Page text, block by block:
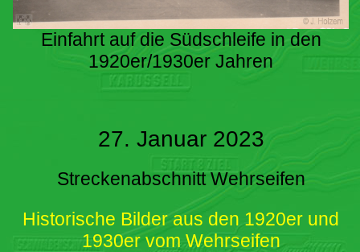
Einfahrt auf die Südschleife in den
1920er/1930er Jahren
27. Januar 2023
Streckenabschnitt Wehrseifen
Historische Bilder aus den 1920er und
1930er vom Wehrseifen